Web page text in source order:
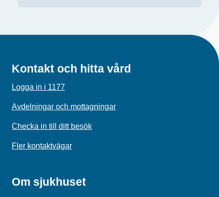
Kontakt och hitta vård
Logga in i 1177
Avdelningar och mottagningar
Checka in till ditt besök
Fler kontaktvägar
Om sjukhuset